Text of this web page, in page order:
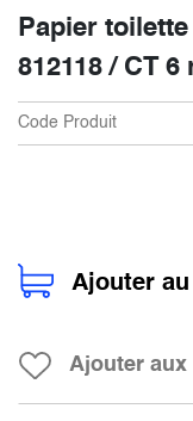
Papier
812118 / CT 6
Code Produit
Ajouter
Ajouter aux